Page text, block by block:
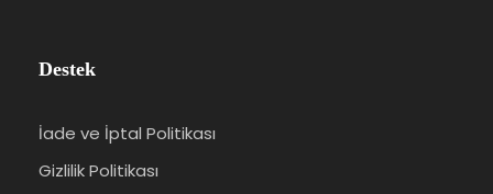
Destek
İade ve İptal Politikası
Gizlilik Politikası